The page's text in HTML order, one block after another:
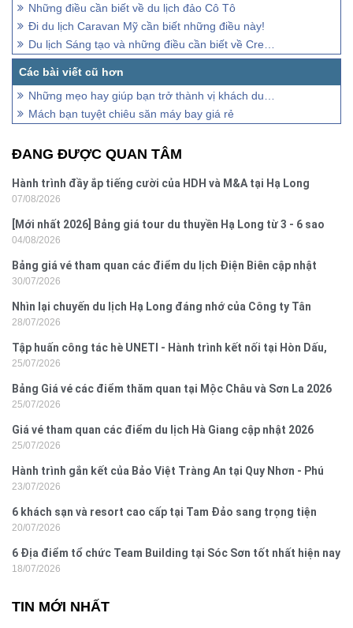
Những điều cần biết về du lịch đảo Cô Tô
Đi du lịch Caravan Mỹ cần biết những điều này!
Du lịch Sáng tạo và những điều cần biết về Creative Tourism
Những mẹo hay giúp bạn trở thành vị khách du lịch thông thái
Mách bạn tuyệt chiêu săn máy bay giá rẻ
ĐANG ĐƯỢC QUAN TÂM
Hành trình đầy ắp tiếng cười của HDH và M&A tại Hạ Long
07/08/2026
[Mới nhất 2026] Bảng giá tour du thuyền Hạ Long từ 3 - 6 sao
04/08/2026
Bảng giá vé tham quan các điểm du lịch Điện Biên cập nhật
2026
30/07/2026
Nhìn lại chuyến du lịch Hạ Long đáng nhớ của Công ty Tân
Hưng 2026
28/07/2026
Tập huấn công tác hè UNETI - Hành trình kết nối tại Hòn Dấu,
Đồ Sơn
25/07/2026
Bảng Giá vé các điểm thăm quan tại Mộc Châu và Sơn La 2026
25/07/2026
Giá vé tham quan các điểm du lịch Hà Giang cập nhật 2026
25/07/2026
Hành trình gắn kết của Bảo Việt Tràng An tại Quy Nhơn - Phú
Yên
23/07/2026
6 khách sạn và resort cao cấp tại Tam Đảo sang trọng tiện
nghi
20/07/2026
6 Địa điểm tổ chức Team Building tại Sóc Sơn tốt nhất hiện nay
18/07/2026
TIN MỚI NHẤT